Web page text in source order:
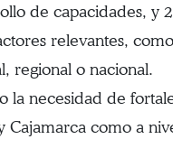
de capacidades, y
relevantes,
regional o nacional.
la necesidad de
Cajamarca como a